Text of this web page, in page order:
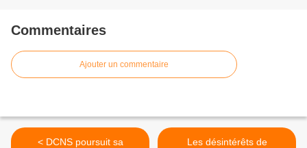
Commentaires
Ajouter un commentaire
< DCNS poursuit sa
Les désintérêts de